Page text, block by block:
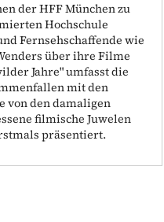
der HFF München zu
Hochschule
Fernsehschaffende wie
über ihre Filme
Jahre" umfasst die
mit den
von den damaligen
filmische Juwelen
präsentiert.